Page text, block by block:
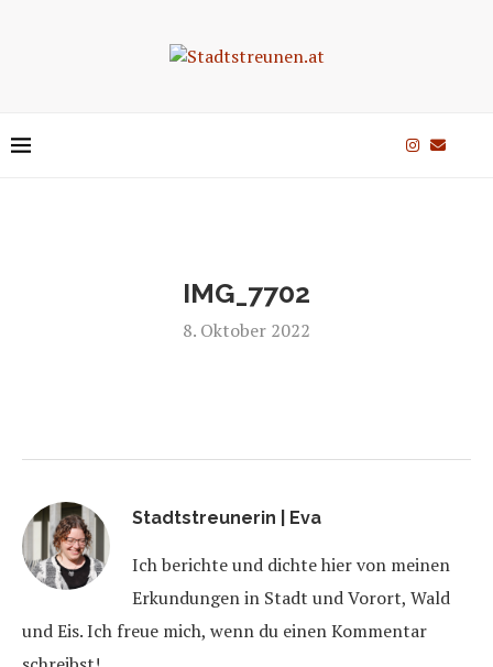
IMG_7702
8. Oktober 2022
Stadtstreunerin | Eva
Ich berichte und dichte hier von meinen
Erkundungen in Stadt und Vorort, Wald
und Eis. Ich freue mich, wenn du einen Kommentar